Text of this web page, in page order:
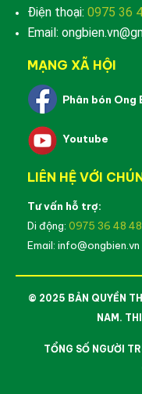
Điện thoại: 0975 36
Email:
MẠNG XÃ HỘI
Phân bón Ong
Youtube
LIÊN HỆ VỚI
Tư vấn hỗ trợ:
Di động: 0975 36 48 48
Email: info@ongbien.vn
© 2025 BẢN QUYỀN
NAM.
TỔNG SỐ NGƯỜI